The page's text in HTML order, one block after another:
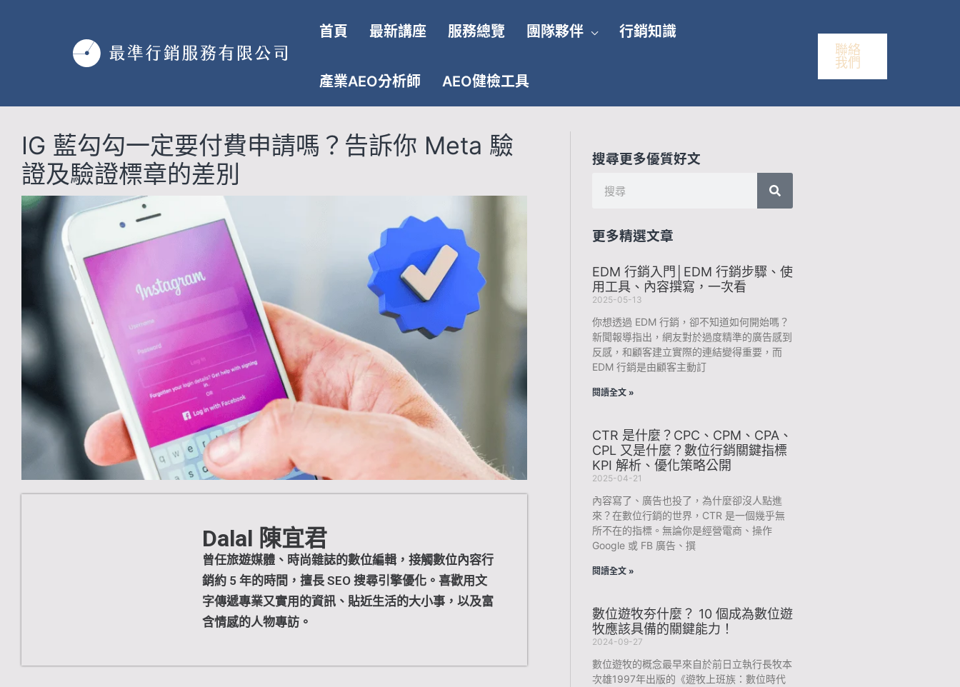
首頁 最新講座 服務總覽 團隊夥伴 行銷知識
產業AEO分析師 AEO健檢工具
聯絡
我們
IG 藍勾勾一定要付費申請嗎？告訴你 Meta 驗
證及驗證標章的差別
Dalal 陳宜君
曾任旅遊媒體、時尚雜誌的數位編輯，接觸數位內容行
銷約 5 年的時間，擅長 SEO 搜尋引擎優化。喜歡用文
字傳遞專業又實用的資訊、貼近生活的大小事，以及富
含情感的人物專訪。
搜尋更多優質好文
更多精選文章
EDM 行銷入門│EDM 行銷步驟、使
用工具、內容撰寫，一次看
2025-05-13
你想透過 EDM 行銷，卻不知道如何開始嗎？
新聞報導指出，網友對於過度精準的廣告感到
反感，和顧客建立實際的連結變得重要，而
EDM 行銷是由顧客主動訂
閱讀全文 »
CTR 是什麼？CPC、CPM、CPA、
CPL 又是什麼？數位行銷關鍵指標
KPI 解析、優化策略公開
2025-04-21
內容寫了、廣告也投了，為什麼卻沒人點進
來？在數位行銷的世界，CTR 是一個幾乎無
所不在的指標。無論你是經營電商、操作
Google 或 FB 廣告、撰
閱讀全文 »
數位遊牧夯什麼？ 10 個成為數位遊
牧應該具備的關鍵能力！
2024-09-27
數位遊牧的概念最早來自於前日立執行長牧本
次雄1997年出版的《遊牧上班族：數位時代